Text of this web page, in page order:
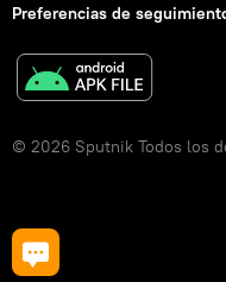
Preferencias de
© 2026 Sputnik Todos los